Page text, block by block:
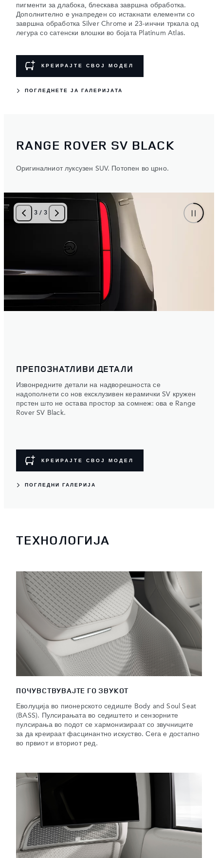
пигменти за длабока, блескава завршна обработка.
Дополнително е унапреден со истакнати елементи со
завршна обработка Silver Chrome и 23-инчни тркала од
легура со сатенски влошки во бојата Platinum Atlas.
КРЕИРАЈТЕ СВОЈ МОДЕЛ
ПОГЛЕДНЕТЕ ЈА ГАЛЕРИЈАТА
RANGE ROVER SV BLACK
Оригиналниот луксузен SUV. Потопен во црно.
ПРЕПОЗНАТЛИВИ ДЕТАЛИ
Извонредните детали на надворешноста се
надополнети со нов ексклузивен керамички SV кружен
прстен што не остава простор за сомнеж: ова е Range
Rover SV Black.
3/ 3
КРЕИРАЈТЕ СВОЈ МОДЕЛ
ПОГЛЕДНИ ГАЛЕРИЈА
ТЕХНОЛОГИЈА
ПОЧУВСТВУВАЈТЕ ГО ЗВУКОТ
Еволуција во пионерското седиште Body and Soul Seat
(BASS). Пулсирањата во седиштето и сензорните
пулсирања во подот се хармонизираат со звучниците
за да креираат фасцинантно искуство. Сега е достапно
во првиот и вториот ред.